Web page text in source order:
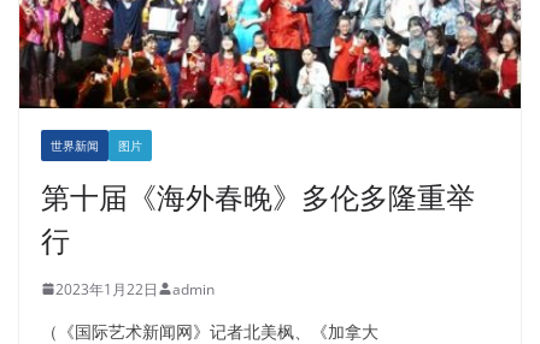
世界新闻 图片
第十届《海外春晚》多伦多隆重举
行
2023年1月22日 admin
（《国际艺术新闻网》记者北美枫、《加拿大